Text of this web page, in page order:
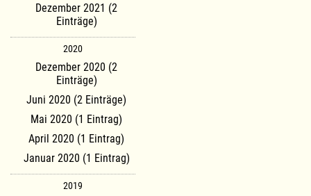
Dezember 2021 (2
Einträge)
2020
Dezember 2020 (2
Einträge)
Juni 2020 (2 Einträge)
Mai 2020 (1 Eintrag)
April 2020 (1 Eintrag)
Januar 2020 (1 Eintrag)
2019